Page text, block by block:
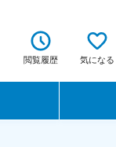
閲覧履歴 気になる